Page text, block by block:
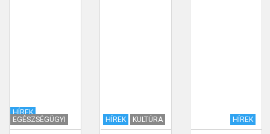
HÍREK
EGÉSZSÉGÜGYI
HÍREK KULTÚRA HÍREK